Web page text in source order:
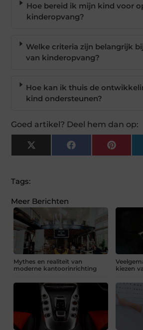
Hoe bereid ik mijn kind voor
kinderopvang?
Welke criteria zijn belangrijk
van kinderopvang?
Hoe kan ik thuis de
kind ondersteunen?
Goed artikel? Deel hem dan op:
X
(Twitter)
Facebook
Tags:
Meer Berichten
Mythes en realiteit van
moderne kantoorinrichting
kiezen